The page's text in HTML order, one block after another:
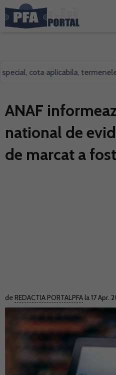
cota aplicabila, termenele
ANAF
national de
de marcat a
de REDACTIA PORTALPFA la 17 Apr.